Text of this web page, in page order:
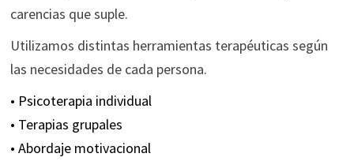
carencias que suple.
Utilizamos distintas herramientas terapéuticas según
las necesidades de cada persona.
• Psicoterapia individual
• Terapias grupales
• Abordaje motivacional